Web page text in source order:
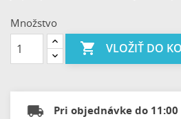
Množstvo
 VLOŽIŤ DO
Pri objednávke do